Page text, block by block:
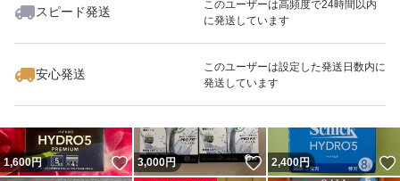
スピード発送
このユーザーは高頻度で24時間以内
に発送しています
安心発送
このユーザーは設定した発送日数内に
発送しています
いいね！
3,150
1,600円 いいね！
3,000円 いいね！
2,400円